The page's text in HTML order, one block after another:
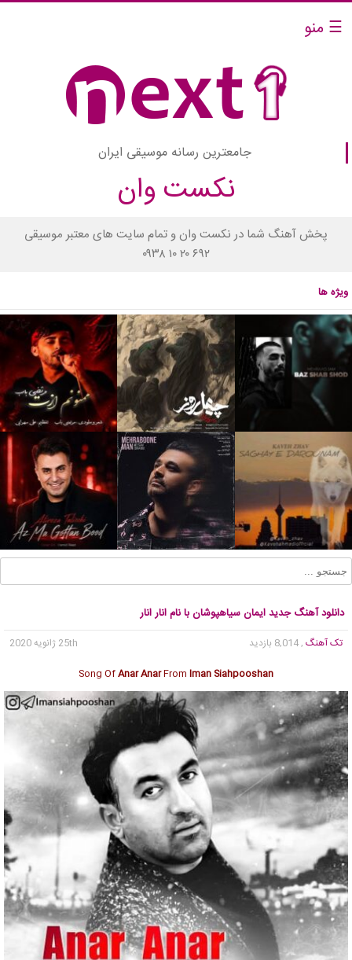
☰ منو
جامعترین رسانه موسیقی ایران
نکست وان
پخش آهنگ شما در نکست وان و تمام سایت های معتبر موسیقی
۰۹۳۸ ۱۰ ۲۰ ۶۹۲
ویژه ها
دانلود آهنگ جدید ایمان سیاهپوشان با نام انار انار
تک آهنگ , 8,014 بازدید
25th ژانویه 2020
Song OfAnar AnarFrom Iman Siahpooshan